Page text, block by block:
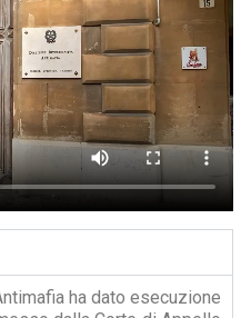
ha dato esecuzione